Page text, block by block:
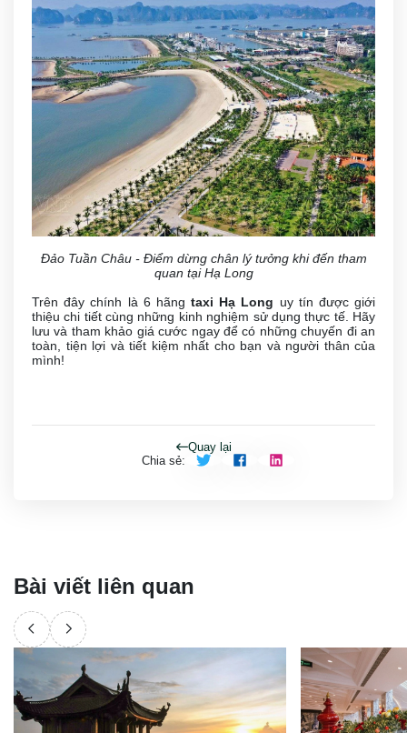
Đảo Tuần Châu - Điểm dừng chân lý tưởng khi đến tham
quan tại Hạ Long
Trên đây chính là 6 hãng taxi Hạ Long uy tín được giới
thiệu chi tiết cùng những kinh nghiệm sử dụng thực tế. Hãy
lưu và tham khảo giá cước ngay để có những chuyến đi an
toàn, tiện lợi và tiết kiệm nhất cho bạn và người thân của
mình!
Quay lại
Chia sẻ:
Bài viết liên quan